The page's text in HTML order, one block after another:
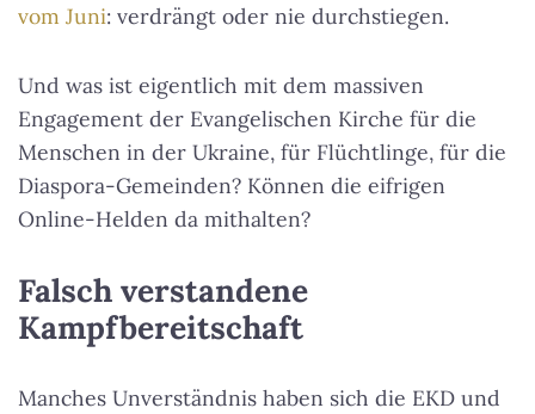
vom Juni: verdrängt oder nie durchstiegen.
Und was ist eigentlich mit dem massiven
Engagement der Evangelischen Kirche für die
Menschen in der Ukraine, für Flüchtlinge, für die
Diaspora-Gemeinden? Können die eifrigen
Online-Helden da mithalten?
Falsch verstandene
Kampfbereitschaft
Manches Unverständnis haben sich die EKD und